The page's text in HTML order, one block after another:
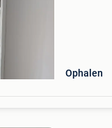
Ophalen